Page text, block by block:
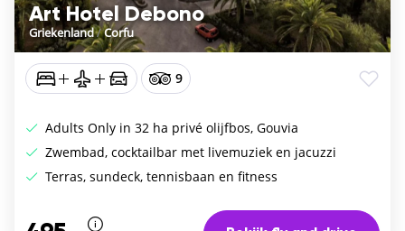
Art Hotel Debono
Griekenland/Corfu
9
Adults Only in 32 ha privé olijfbos, Gouvia
Zwembad, cocktailbar met livemuziek en jacuzzi
Terras, sundeck, tennisbaan en fitness